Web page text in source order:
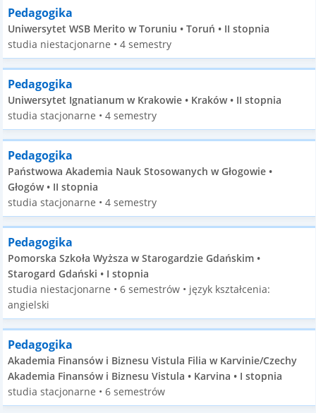
Pedagogika
Uniwersytet WSB Merito w Toruniu • Toruń • II stopnia
studia niestacjonarne • 4 semestry
Pedagogika
Uniwersytet Ignatianum w Krakowie • Kraków • II stopnia
studia stacjonarne • 4 semestry
Pedagogika
Państwowa Akademia Nauk Stosowanych w Głogowie •
Głogów • II stopnia
studia stacjonarne • 4 semestry
Pedagogika
Pomorska Szkoła Wyższa w Starogardzie Gdańskim •
Starogard Gdański • I stopnia
studia niestacjonarne • 6 semestrów • język kształcenia:
angielski
Pedagogika
Akademia Finansów i Biznesu Vistula Filia w Karvinie/Czechy
Akademia Finansów i Biznesu Vistula • Karvina • I stopnia
studia stacjonarne • 6 semestrów